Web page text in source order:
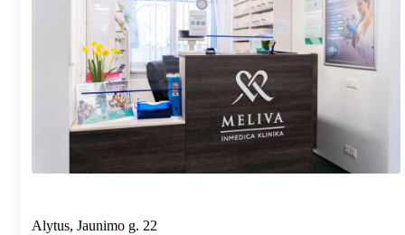
Alytus, Jaunimo g. 22